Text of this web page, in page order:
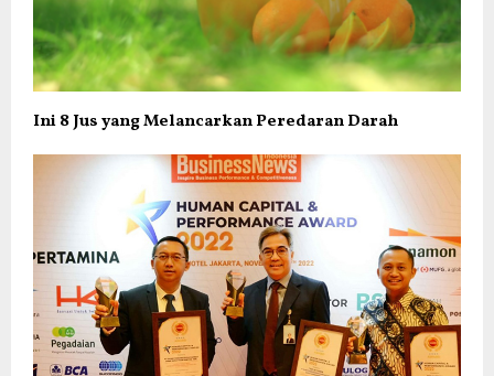
Ini 8 Jus yang Melancarkan Peredaran Darah